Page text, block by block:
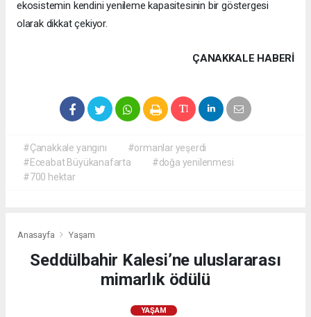
ekosistemin kendini yenileme kapasitesinin bir göstergesi
olarak dikkat çekiyor.
ÇANAKKALE HABERİ
#Çanakkale yangını
#ormanlar yeşerdi
#Eceabat Büyükanafarta
#doğa yenilenmesi
#700 hektar
Anasayfa Yaşam
Seddülbahir Kalesi’ne uluslararası
mimarlık ödülü
YAŞAM